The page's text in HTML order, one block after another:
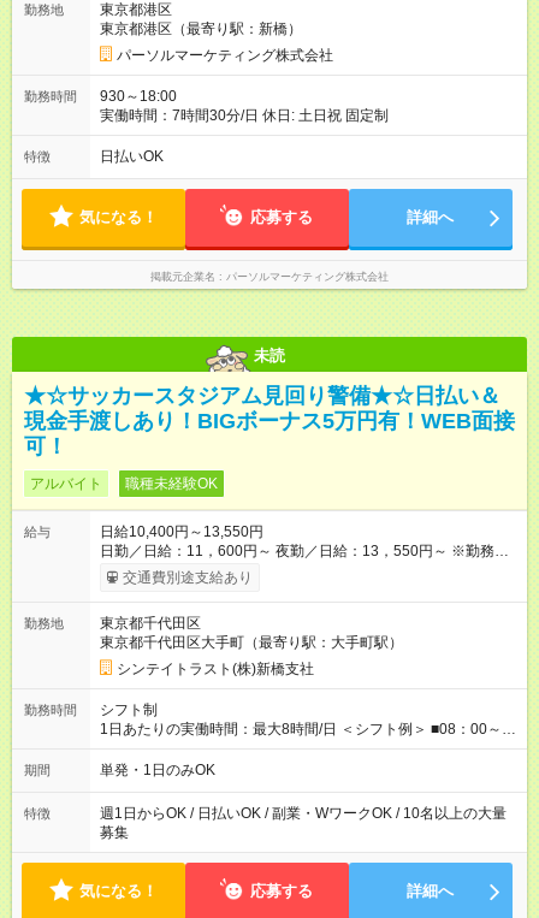
勤務地
東京都港区
東京都港区（最寄り駅：新橋）
パーソルマーケティング株式会社
勤務時間
930～18:00
実働時間：7時間30分/日 休日: 土日祝 固定制
特徴 日払いOK
気になる！ 応募する 詳細へ
掲載元企業名 パーソルマーケティング株式会社
未読
★☆サッカースタジアム見回り警備★☆日払い＆
現金手渡しあり！BIGボーナス5万円有！WEB面接
可！
アルバイト 職種未経験OK
給与
日給10,400円～13,550円
日勤／日給：11，600円～ 夜勤／日給：13，550円～ ※勤務数
が週2日以下の場合 日勤／日給：10，400円 夜勤／日給：12，
350円 ・－・－・ ◆交通費別途全額支給 ※規定あり ◆支払方
い・月払いOK ⇒ご希望をお聞かせください♪ ◆各種資格手当あ
り ◆残業手当あり ◆日給保障あり └早く終わっても”全額”支給！
◆扶養内勤務OK ・－・－・ ≪ 法定研修 ≫ 研修時の給与：
日給10，000円×3日間（24時間） ＝研修費として合計30，000
交通費別途支給あり
勤務地
東京都千代田区
東京都千代田区大手町（最寄り駅：大手町駅）
シンテイトラスト(株)新橋支社
勤務時間
シフト制
1日あたりの実働時間：最大8時間/日 ＜シフト例＞ ■08：00～
17：00 ■09：00～18：00 ■13：00～22：00 ■15：30～22：00
■20：00～翌05：00 など！ 上記時間内で、 実働8時間・休憩1
期間 単発・1日のみOK
特徴
週1日からOK / 日払いOK / 副業・WワークOK / 10名以上の大量
募集
気になる！ 応募する 詳細へ